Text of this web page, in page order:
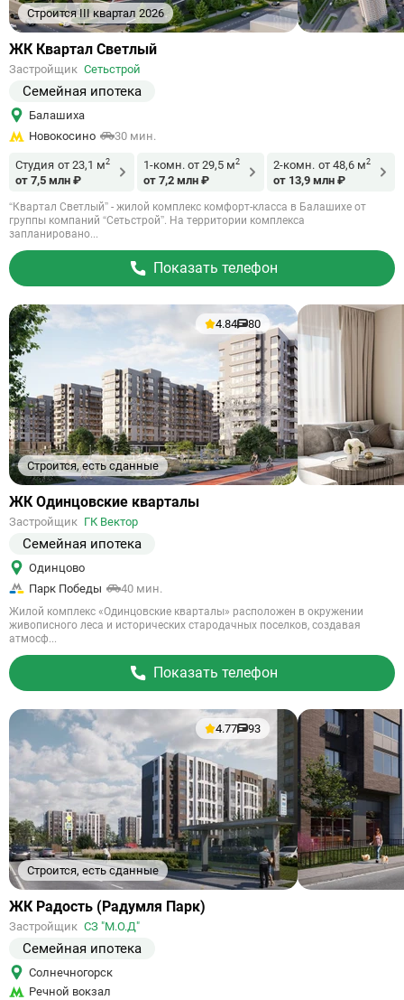
Строится III квартал 2026
Ссылка
объект
ЖК Квартал Светлый
Застройщик Сетьстрой
Семейная ипотека
Балашиха
Новокосино
30 мин.
Студия от 23,1 м2
от 7,5 млн ₽
1-комн. от 29,5 м2
от 7,2 млн ₽
2-комн. от 48,6 м2
от 13,9 млн ₽
“Квартал Светлый” - жилой комплекс комфорт-класса в Балашихе от
группы компаний “Сетьстрой”. На территории комплекса
запланировано...
Показать телефон
Строится, есть сданные
4.84 80
Ссылка
объект
ЖК Одинцовские кварталы
Застройщик ГК Вектор
Семейная ипотека
Одинцово
Парк Победы
40 мин.
Жилой комплекс «Одинцовские кварталы» расположен в окружении
живописного леса и исторических стародачных поселков, создавая
атмосф...
Показать телефон
Строится, есть сданные
4.77 93
Ссылка
объект
ЖК Радость (Радумля Парк)
Застройщик СЗ "М.О.Д"
Семейная ипотека
Солнечногорск
Речной вокзал